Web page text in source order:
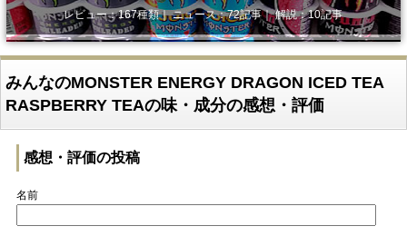
レビュー：167種類｜ ニュース：72記事｜ 解説：10記事
みんなのMONSTER ENERGY DRAGON ICED TEA
RASPBERRY TEAの味・成分の感想・評価
感想・評価の投稿
名前